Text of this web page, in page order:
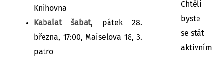
Knihovna
Kabalat šabat, pátek 28.
března, 17:00, Maiselova 18, 3.
patro
Chtěli
byste
se stát
aktivním